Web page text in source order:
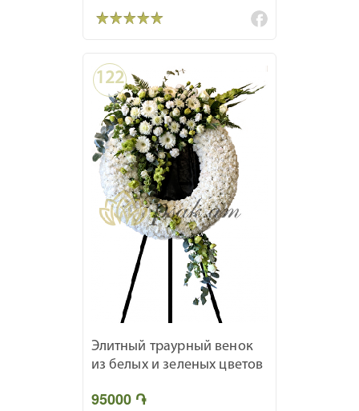
122
Элитный траурный венок
из белых и зеленых цветов
95000 ֏